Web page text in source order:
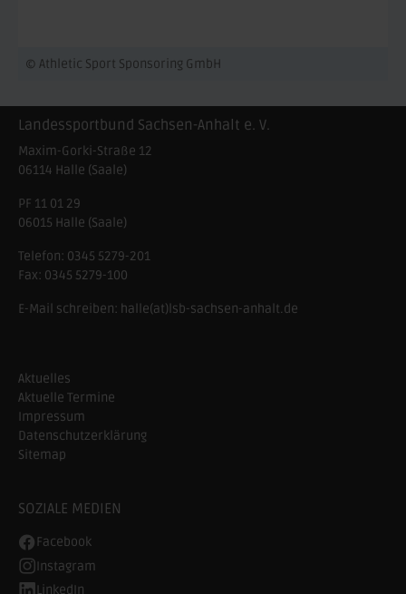
© Athletic Sport Sponsoring GmbH
Landessportbund Sachsen-Anhalt e. V.
Maxim-Gorki-Straße 12
06114 Halle (Saale)
PF 11 01 29
06015 Halle (Saale)
Telefon: 0345 5279-201
Fax: 0345 5279-100
E-Mail schreiben: halle(at)lsb-sachsen-anhalt.de
Aktuelles
Aktuelle Termine
Impressum
Datenschutzerklärung
Sitemap
SOZIALE MEDIEN
Facebook
Instagram
LinkedIn